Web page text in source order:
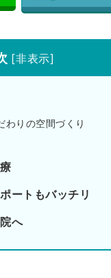
[非表示]
わりの空間づくり
ートもバッチリ
へ